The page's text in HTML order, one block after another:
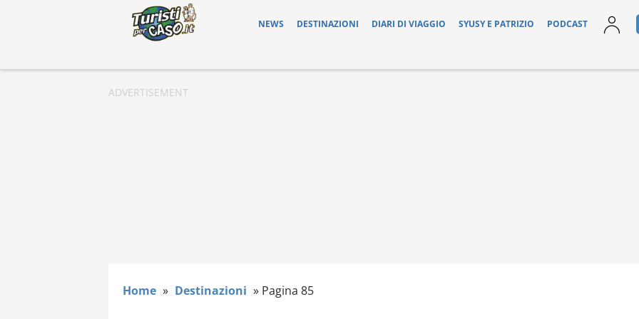
NEWS DESTINAZIONI DIARI DI VIAGGIO SYUSY E PATRIZIO PODCAST
Home » Destinazioni » Pagina 85